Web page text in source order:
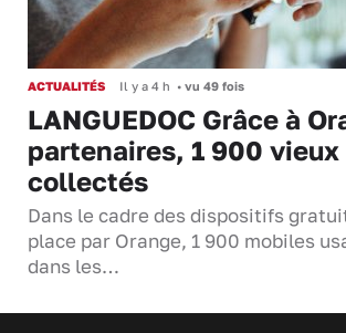
ACTUALITÉS Il y a 4 h • vu 49 fois
LANGUEDOC Grâce à
partenaires, 1 900
collectés
Dans le cadre des dispositifs
place par Orange, 1 900 mobiles
dans les…